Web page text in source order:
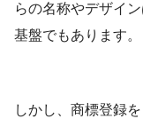
らの名称やデザイ
基盤でもあります。
しかし、商標登録